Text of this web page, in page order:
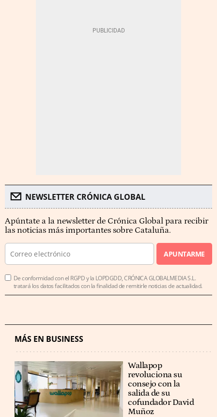
NEWSLETTER CRÓNICA GLOBAL
Apúntate a la newsletter de Crónica Global para recibir
las noticias más importantes sobre Cataluña.
APUNTARME
De conformidad con el RGPD y la LOPDGDD, CRÓNICA GLOBALMEDIA S.L.
tratará los datos facilitados con la finalidad de remitirle noticias de actualidad.
MÁS EN BUSINESS
Wallapop
revoluciona su
consejo con la
salida de su
cofundador David
Muñoz